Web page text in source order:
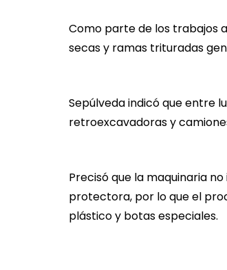
Como parte de los trabajos
secas y ramas trituradas
Sepúlveda indicó que entre
retroexcavadoras y
Precisó que la maquinaria
protectora, por lo que el
plástico y botas especiales.